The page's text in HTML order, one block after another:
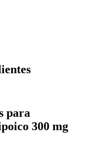
para
300 mg